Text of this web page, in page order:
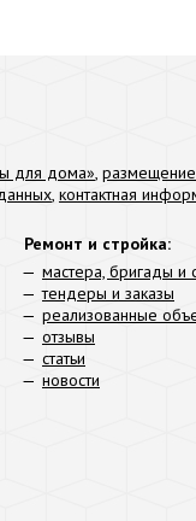
для дома»,
, контактная
Ремонт и стройка:
мастера, бригады и
тендеры и заказы
реализованные
отзывы
статьи
новости